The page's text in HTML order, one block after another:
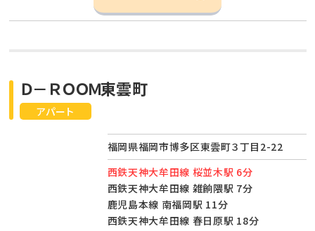
アパート
Ｄ－ＲＯＯＭ東雲町
福岡県福岡市博多区東雲町３丁目2-22
西鉄天神大牟田線 桜並木駅 6分
西鉄天神大牟田線 雑餉隈駅 7分
鹿児島本線 南福岡駅 11分
西鉄天神大牟田線 春日原駅 18分